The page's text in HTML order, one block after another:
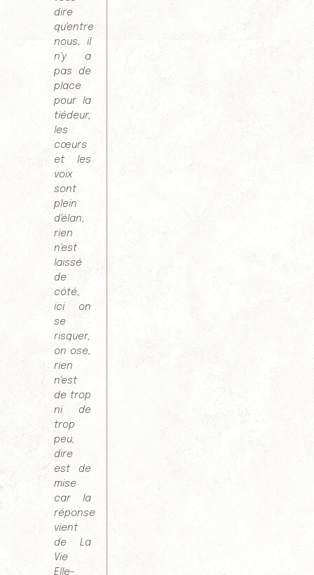
dire
qu'entre
nous, il
n'y a
pas de
place
pour la
tiédeur,
les
cœurs
et les
voix
sont
plein
d'élan,
rien
n'est
laissé
de
côté,
ici on
se
risquer,
on ose,
rien
n'est
de trop
ni de
trop
peu,
dire
est de
mise
car la
réponse
vient
de La
Vie
Elle-